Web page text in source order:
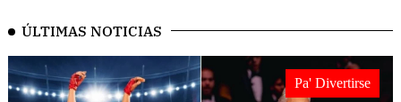
ÚLTIMAS NOTICIAS
Pa' Divertirse